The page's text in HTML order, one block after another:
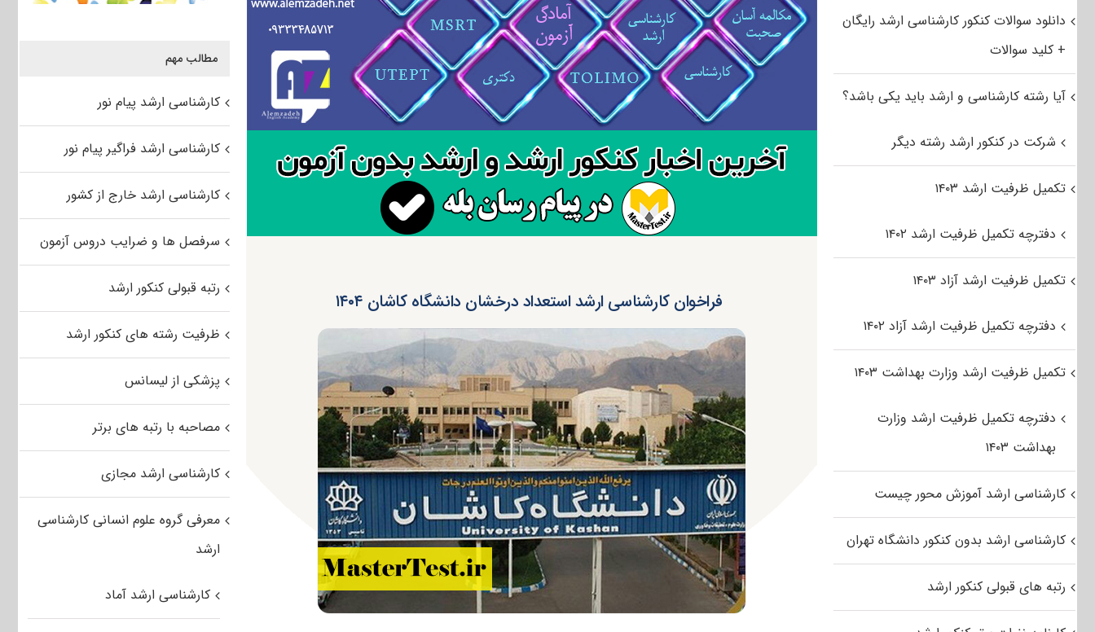
فراخوان کارشناسی ارشد استعداد درخشان دانشگاه کاشان ۱۴۰۴
مطالب مهم
کارشناسی ارشد پیام نور
کارشناسی ارشد فراگیر پیام نور
کارشناسی ارشد خارج از کشور
سرفصل ها و ضرایب دروس آزمون
رتبه قبولی کنکور ارشد
ظرفیت رشته های کنکور ارشد
پزشکی از لیسانس
مصاحبه با رتبه های برتر
کارشناسی ارشد مجازی
معرفی گروه علوم انسانی کارشناسی
ارشد
کارشناسی ارشد آماد
دانلود سوالات کنکور کارشناسی ارشد رایگان
+ کلید سوالات
آیا رشته کارشناسی و ارشد باید یکی باشد؟
شرکت در کنکور ارشد رشته دیگر
تکمیل ظرفیت ارشد ۱۴۰۳
دفترچه تکمیل ظرفیت ارشد ۱۴۰۲
تکمیل ظرفیت ارشد آزاد ۱۴۰۳
دفترچه تکمیل ظرفیت ارشد آزاد ۱۴۰۲
تکمیل ظرفیت ارشد وزارت بهداشت ۱۴۰۳
دفترچه تکمیل ظرفیت ارشد وزارت
بهداشت ۱۴۰۳
کارشناسی ارشد آموزش محور چیست
کارشناسی ارشد بدون کنکور دانشگاه تهران
رتبه های قبولی کنکور ارشد